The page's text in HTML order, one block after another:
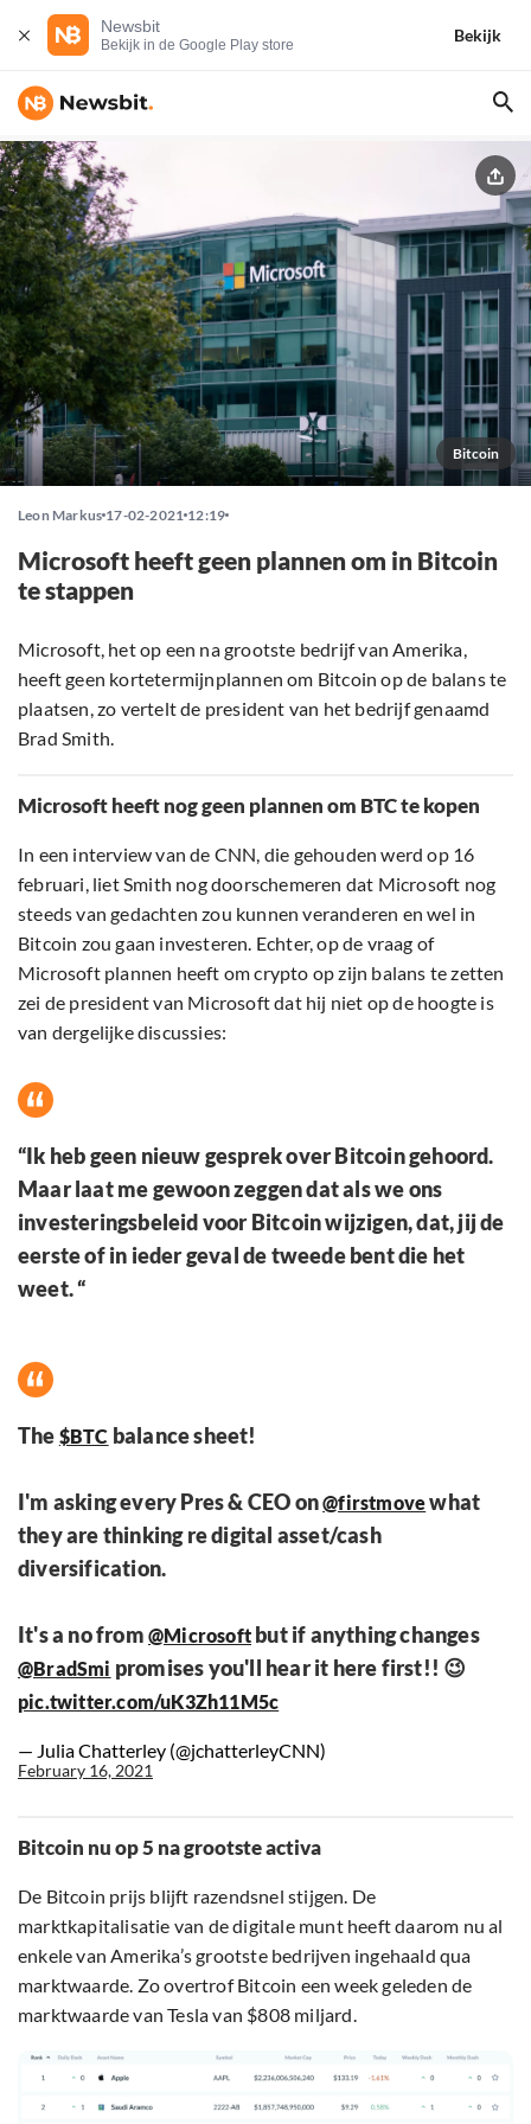
Newsbit
Bekijk in de Google Play store
Bekijk
Bitcoin
Leon Markus 17-02-2021 12:19
Microsoft heeft geen plannen om in Bitcoin
te stappen
Microsoft, het op een na grootste bedrijf van Amerika,
heeft geen kortetermijnplannen om Bitcoin op de balans te
plaatsen, zo vertelt de president van het bedrijf genaamd
Brad Smith.
Microsoft heeft nog geen plannen om BTC te kopen
In een interview van de CNN, die gehouden werd op 16
februari, liet Smith nog doorschemeren dat Microsoft nog
steeds van gedachten zou kunnen veranderen en wel in
Bitcoin zou gaan investeren. Echter, op de vraag of
Microsoft plannen heeft om crypto op zijn balans te zetten
zei de president van Microsoft dat hij niet op de hoogte is
van dergelijke discussies:
“Ik heb geen nieuw gesprek over Bitcoin gehoord.
Maar laat me gewoon zeggen dat als we ons
investeringsbeleid voor Bitcoin wijzigen, dat, jij de
eerste of in ieder geval de tweede bent die het
weet. “
The $BTC balance sheet!
I'm asking every Pres & CEO on@firstmovewhat
they are thinking re digital asset/cash
diversification.
It's a no from @Microsoft but if anything changes
@BradSmi promises you'll hear it here first!! 😉
pic.twitter.com/uK3Zh11M5c
— Julia Chatterley (@jchatterleyCNN)
February 16, 2021
Bitcoin nu op 5 na grootste activa
De Bitcoin prijs blijft razendsnel stijgen. De
marktkapitalisatie van de digitale munt heeft daarom nu al
enkele van Amerika’s grootste bedrijven ingehaald qua
marktwaarde. Zo overtrof Bitcoin een week geleden de
marktwaarde van Tesla van $808 miljard.